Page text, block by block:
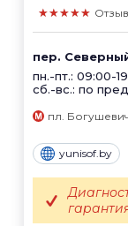
★★★★★
пер.
пн.-пт.: 09:00-
сб.-вс.: по
пл.
yunisof.by